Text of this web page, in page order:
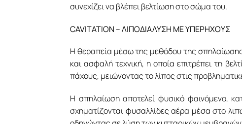
συνεχίζει να βλέπει βελτίωση στο σώμα του.
CAVITATION – ΛΙΠΟΔΙΑΛΥΣΗ ΜΕ ΥΠΕΡΗΧΟΥΣ
Η θεραπεία μέσω της μεθόδου της
και ασφαλή τεχνική, η οποία επιτρέπει τη
πάχους, μειώνοντας το λίπος στις
Η σπηλαίωση αποτελεί φυσικό φαινόμενο,
σχηματίζονται φυσαλλίδες αέρα μέσα στο